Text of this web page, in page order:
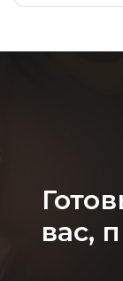
вас,